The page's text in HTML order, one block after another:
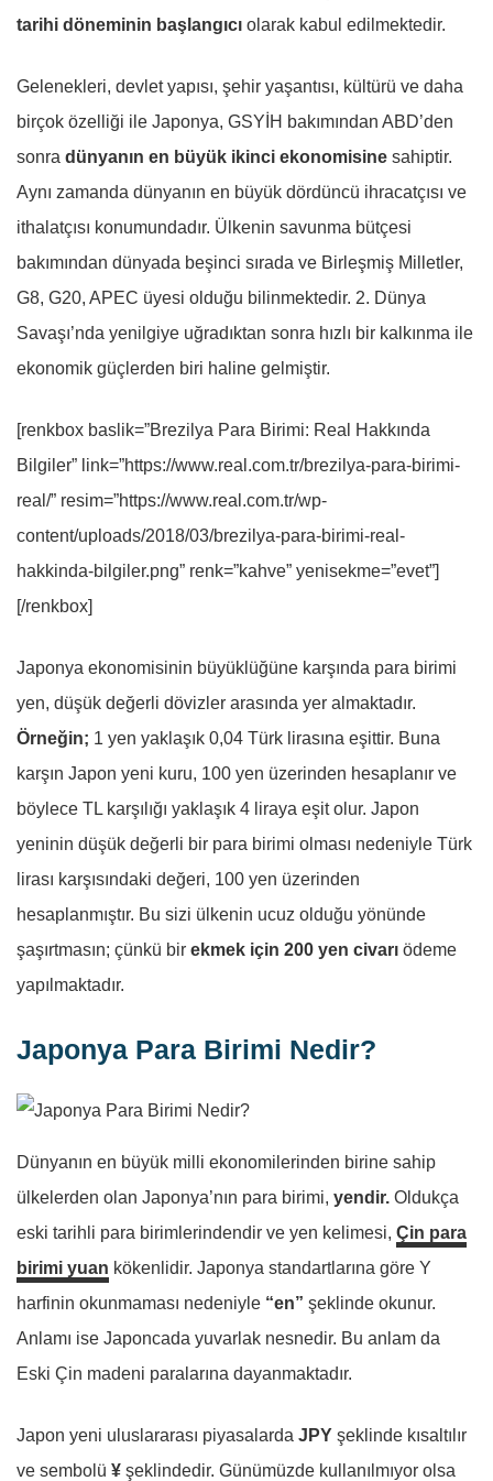
tarihi döneminin başlangıcı olarak kabul edilmektedir.
Gelenekleri, devlet yapısı, şehir yaşantısı, kültürü ve daha
birçok özelliği ile Japonya, GSYİH bakımından ABD’den
sonra dünyanın en büyük ikinci ekonomisine sahiptir.
Aynı zamanda dünyanın en büyük dördüncü ihracatçısı ve
ithalatçısı konumundadır. Ülkenin savunma bütçesi
bakımından dünyada beşinci sırada ve Birleşmiş Milletler,
G8, G20, APEC üyesi olduğu bilinmektedir. 2. Dünya
Savaşı’nda yenilgiye uğradıktan sonra hızlı bir kalkınma ile
ekonomik güçlerden biri haline gelmiştir.
[renkbox baslik=”Brezilya Para Birimi: Real Hakkında
Bilgiler” link=”https://www.real.com.tr/brezilya-para-birimi-
real/” resim=”https://www.real.com.tr/wp-
content/uploads/2018/03/brezilya-para-birimi-real-
hakkinda-bilgiler.png” renk=”kahve” yenisekme=”evet”]
[/renkbox]
Japonya ekonomisinin büyüklüğüne karşında para birimi
yen, düşük değerli dövizler arasında yer almaktadır.
Örneğin; 1 yen yaklaşık 0,04 Türk lirasına eşittir. Buna
karşın Japon yeni kuru, 100 yen üzerinden hesaplanır ve
böylece TL karşılığı yaklaşık 4 liraya eşit olur. Japon
yeninin düşük değerli bir para birimi olması nedeniyle Türk
lirası karşısındaki değeri, 100 yen üzerinden
hesaplanmıştır. Bu sizi ülkenin ucuz olduğu yönünde
şaşırtmasın; çünkü bir ekmek için 200 yen civarı ödeme
yapılmaktadır.
Japonya Para Birimi Nedir?
Dünyanın en büyük milli ekonomilerinden birine sahip
ülkelerden olan Japonya’nın para birimi, yendir. Oldukça
eski tarihli para birimlerindendir ve yen kelimesi, Çin para
birimi yuan kökenlidir. Japonya standartlarına göre Y
harfinin okunmaması nedeniyle “en” şeklinde okunur.
Anlamı ise Japoncada yuvarlak nesnedir. Bu anlam da
Eski Çin madeni paralarına dayanmaktadır.
Japon yeni uluslararası piyasalarda JPY şeklinde kısaltılır
ve sembolü ¥ şeklindedir. Günümüzde kullanılmıyor olsa